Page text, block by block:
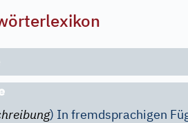
) In fremdsprachigen